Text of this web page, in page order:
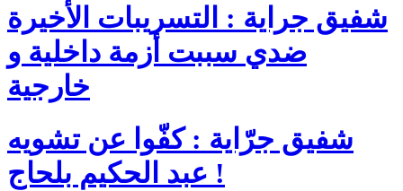
شفيق جراية : التسريبات الأخيرة
ضدي سببت أزمة داخلية و
خارجية
شفيق جرّاية : كفّوا عن تشويه
عبد الحكيم بلحاج !